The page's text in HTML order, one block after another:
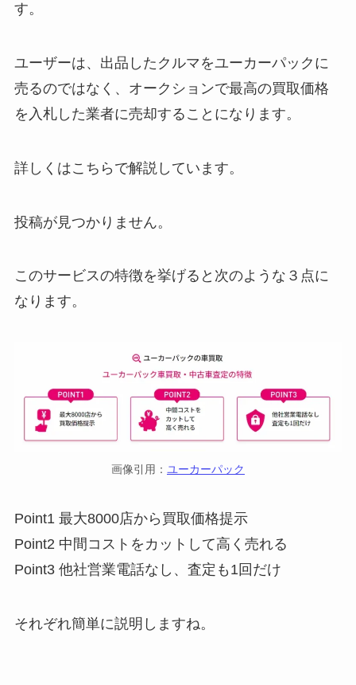
す。
ユーザーは、出品したクルマをユーカーパックに
売るのではなく、オークションで最高の買取価格
を入札した業者に売却することになります。
詳しくはこちらで解説しています。
投稿が見つかりません。
このサービスの特徴を挙げると次のような３点に
なります。
画像引用： ユーカーパック
Point1 最大8000店から買取価格提示
Point2 中間コストをカットして高く売れる
Point3 他社営業電話なし、査定も1回だけ
それぞれ簡単に説明しますね。